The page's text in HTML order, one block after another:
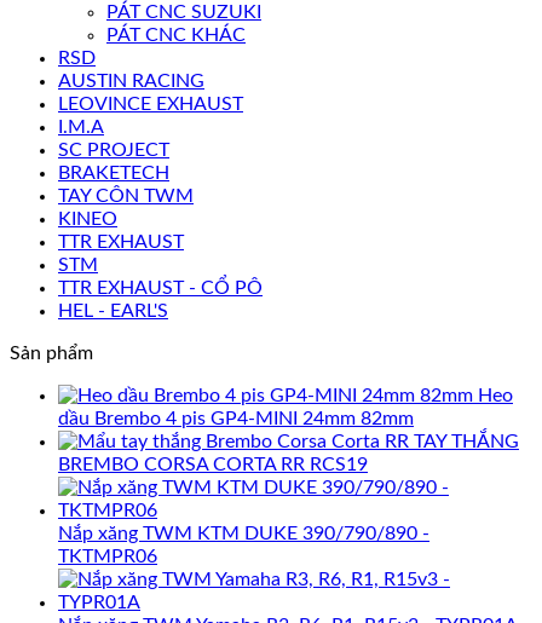
PÁT CNC SUZUKI
PÁT CNC KHÁC
RSD
AUSTIN RACING
LEOVINCE EXHAUST
I.M.A
SC PROJECT
BRAKETECH
TAY CÔN TWM
KINEO
TTR EXHAUST
STM
TTR EXHAUST - CỔ PÔ
HEL - EARL'S
Sản phẩm
Heo
dầu Brembo 4 pis GP4-MINI 24mm 82mm
TAY THẮNG
BREMBO CORSA CORTA RR RCS19
Nắp xăng TWM KTM DUKE 390/790/890 -
TKTMPR06